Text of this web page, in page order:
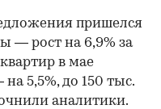
пришелся
— рост на 6,9% за
в мае
5,5%, до 150 тыс.
аналитики.